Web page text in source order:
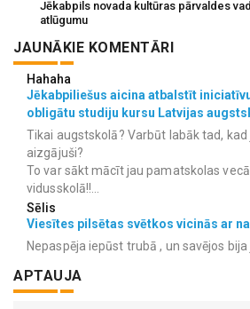
Jēkabpils novada kultūras pārvaldes
atlūgumu
JAUNĀKIE KOMENTĀRI
Hahaha
Jēkabpiliešus aicina atbalstīt
obligātu studiju kursu Latvijas
Tikai augstskolā? Varbūt labāk tad, kad
aizgājuši?
To var sākt mācīt jau pamatskolas
vidusskolā!!...
Sēlis
Viesītes pilsētas svētkos vicinās ar
Nepaspēja iepūst trubā , un savējos bija
APTAUJA